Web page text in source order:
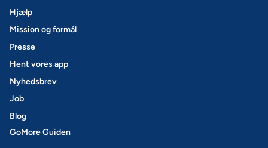
Hjælp
Mission og formål
Presse
Hent vores app
Nyhedsbrev
Job
Blog
GoMore Guiden